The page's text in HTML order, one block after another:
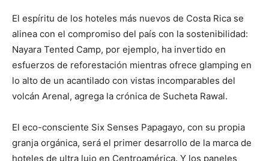
El espíritu de los hoteles más nuevos de Costa Rica se
alinea con el compromiso del país con la sostenibilidad:
Nayara Tented Camp, por ejemplo, ha invertido en
esfuerzos de reforestación mientras ofrece glamping en
lo alto de un acantilado con vistas incomparables del
volcán Arenal, agrega la crónica de Sucheta Rawal.
El eco-consciente Six Senses Papagayo, con su propia
granja orgánica, será el primer desarrollo de la marca de
hoteles de ultra lujo en Centroamérica. Y los paneles